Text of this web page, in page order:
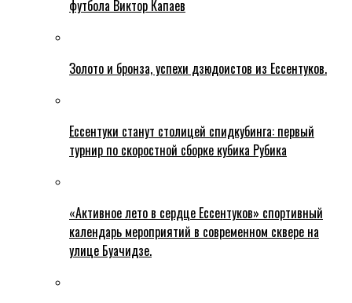
футбола Виктор Капаев
Золото и бронза, успехи дзюдоистов из Ессентуков.
Ессентуки станут столицей спидкубинга: первый
турнир по скоростной сборке кубика Рубика
«Активное лето в сердце Ессентуков» спортивный
календарь мероприятий в современном сквере на
улице Буачидзе.